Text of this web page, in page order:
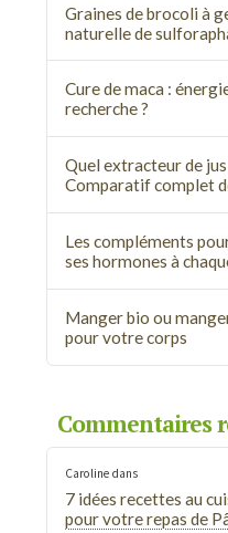
Graines de brocoli à
naturelle de
Cure de maca :
recherche ?
Quel extracteur de
Comparatif complet
Les compléments
ses hormones à
Manger bio ou
pour votre corps
Commentaires
Carolinedans
7 idées recettes au
pour votre repas de